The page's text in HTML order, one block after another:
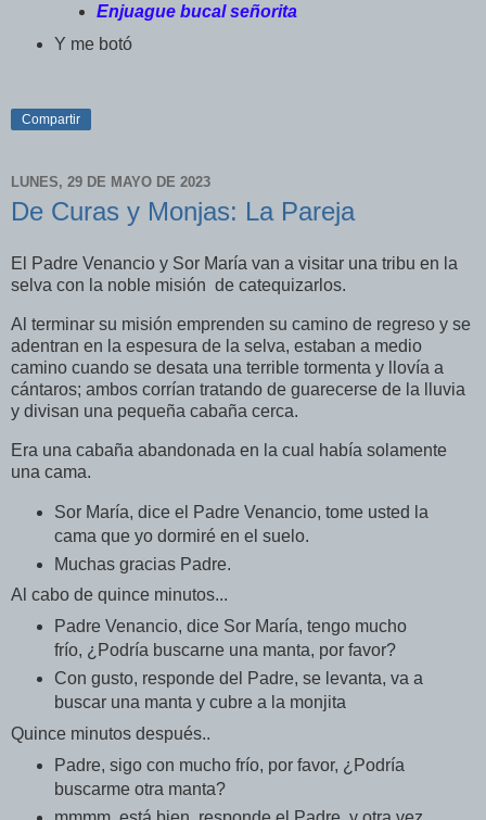
Enjuague bucal señorita
Y me botó
Compartir
LUNES, 29 DE MAYO DE 2023
De Curas y Monjas: La Pareja
El Padre Venancio y Sor María van a visitar una tribu en la
selva con la noble misión de catequizarlos.
Al terminar su misión emprenden su camino de regreso y se
adentran en la espesura de la selva, estaban a medio
camino cuando se desata una terrible tormenta y llovía a
cántaros; ambos corrían tratando de guarecerse de la lluvia
y divisan una pequeña cabaña cerca.
Era una cabaña abandonada en la cual había solamente
una cama.
Sor María, dice el Padre Venancio, tome usted la
cama que yo dormiré en el suelo.
Muchas gracias Padre.
Al cabo de quince minutos...
Padre Venancio, dice Sor María, tengo mucho
frío, ¿Podría buscarne una manta, por favor?
Con gusto, responde del Padre, se levanta, va a
buscar una manta y cubre a la monjita
Quince minutos después..
Padre, sigo con mucho frío, por favor, ¿Podría
buscarme otra manta?